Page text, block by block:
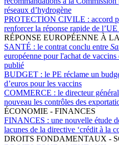
réseaux d’hydrogène
PROTECTION CIVILE : accord
renforcer la réponse rapide de
RÉPONSE EUROPÉENNE À
SANTÉ : le contrat conclu entre
européenne pour l'achat de
publié
BUDGET : le PE réclame un
d’euros pour les vaccins
COMMERCE : le directeur
nouveau les contrôles des
ÉCONOMIE - FINANCES
FINANCES : une nouvelle étude
lacunes de la directive ‘crédit à la
DROITS FONDAMENTAUX -